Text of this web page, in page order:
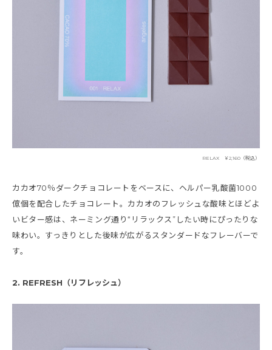
RELAX ￥2,160（税込）
カカオ70％ダークチョコレートをベースに、ヘルパー乳酸菌1000
億個を配合したチョコレート。カカオのフレッシュな酸味とほどよ
いビター感は、ネーミング通り“リラックス”したい時にぴったりな
味わい。すっきりとした後味が広がるスタンダードなフレーバーで
す。
2. REFRESH（リフレッシュ）